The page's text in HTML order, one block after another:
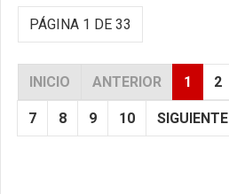
PÁGINA 1 DE 33
INICIO ANTERIOR 1 2
7 8 9 10 SIGUIENTE